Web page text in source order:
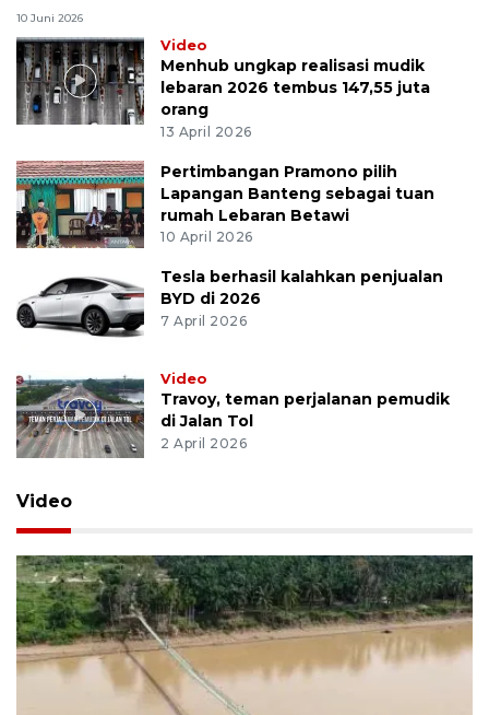
10 Juni 2026
Video
Menhub ungkap realisasi mudik
lebaran 2026 tembus 147,55 juta
orang
13 April 2026
Pertimbangan Pramono pilih
Lapangan Banteng sebagai tuan
rumah Lebaran Betawi
10 April 2026
Tesla berhasil kalahkan penjualan
BYD di 2026
7 April 2026
Video
Travoy, teman perjalanan pemudik
di Jalan Tol
2 April 2026
Video